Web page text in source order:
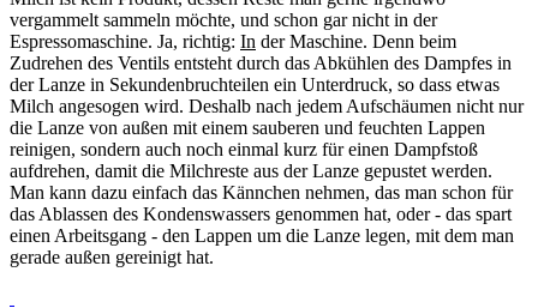
vergammelt sammeln möchte, und schon gar nicht in der
Espressomaschine. Ja, richtig: In der Maschine. Denn beim
Zudrehen des Ventils entsteht durch das Abkühlen des Dampfes in
der Lanze in Sekundenbruchteilen ein Unterdruck, so dass etwas
Milch angesogen wird. Deshalb nach jedem Aufschäumen nicht nur
die Lanze von außen mit einem sauberen und feuchten Lappen
reinigen, sondern auch noch einmal kurz für einen Dampfstoß
aufdrehen, damit die Milchreste aus der Lanze gepustet werden.
Man kann dazu einfach das Kännchen nehmen, das man schon für
das Ablassen des Kondenswassers genommen hat, oder - das spart
einen Arbeitsgang - den Lappen um die Lanze legen, mit dem man
gerade außen gereinigt hat.